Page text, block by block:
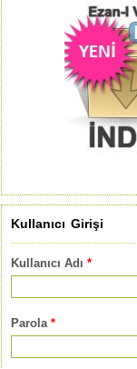
Kullanıcı Girişi
Kullanıcı Adı *
Parola *